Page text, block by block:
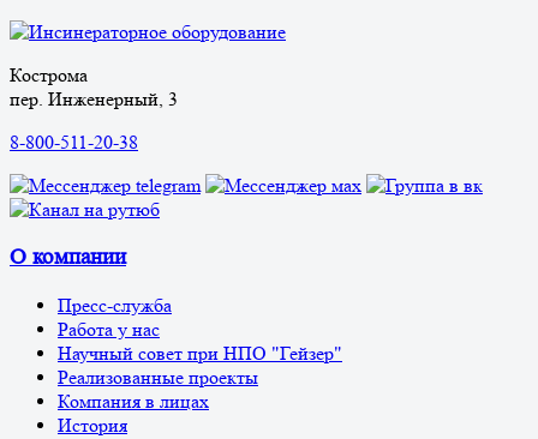
Кострома
пер. Инженерный, 3
8-800-511-20-38
О компании
Пресс-служба
Работа у нас
Научный совет при НПО "Гейзер"
Реализованные проекты
Компания в лицах
История